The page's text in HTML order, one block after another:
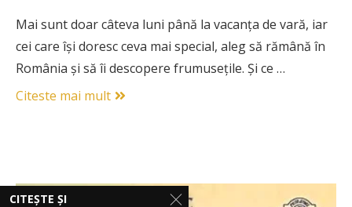
Mai sunt doar câteva luni până la vacanța de vară, iar
cei care își doresc ceva mai special, aleg să rămână în
România și să îi descopere frumusețile. Și ce …
Citeste mai mult
CITEȘTE ȘI